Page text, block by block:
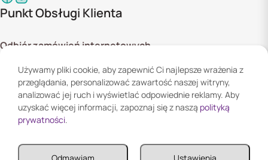
Punkt Obsługi Klienta
Odbiór zamówień internetowych
02-285 Warszawa
Godziny otwarcia:
Pn. - Pt. 08:00 - 16:00
Informacje
Używamy pliki cookie, aby zapewnić Ci najlepsze wrażenia z
przeglądania, personalizować zawartość naszej witryny,
analizować jej ruch i wyświetlać odpowiednie reklamy. Aby
uzyskać więcej informacji, zapoznaj się z naszą polityką
prywatności.